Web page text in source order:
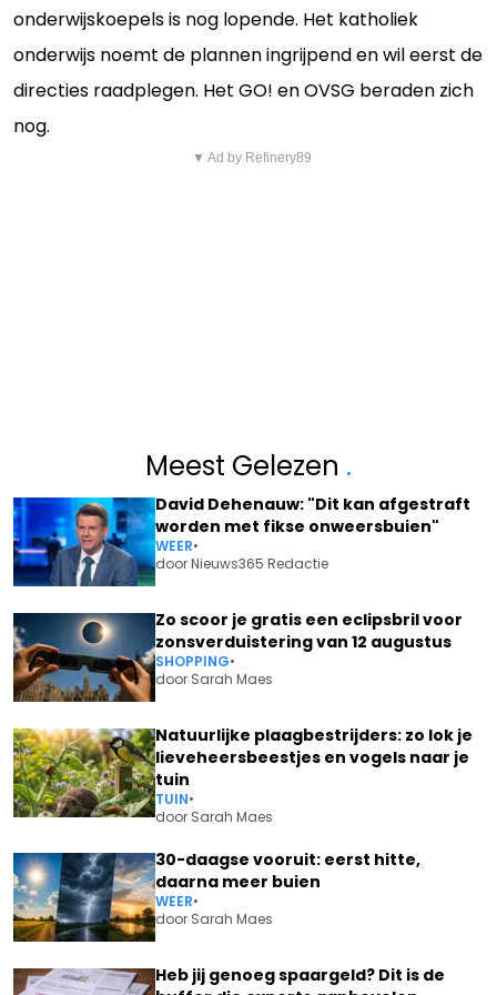
onderwijskoepels is nog lopende. Het katholiek
onderwijs noemt de plannen ingrijpend en wil eerst de
directies raadplegen. Het GO! en OVSG beraden zich
nog.
▼ Ad by Refinery89
Meest Gelezen .
David Dehenauw: "Dit kan afgestraft
worden met fikse onweersbuien"
WEER•
doorNieuws365 Redactie
Zo scoor je gratis een eclipsbril voor
zonsverduistering van 12 augustus
SHOPPING•
door Sarah Maes
Natuurlijke plaagbestrijders: zo lok je
lieveheersbeestjes en vogels naar je
tuin
TUIN•
door Sarah Maes
30-daagse vooruit: eerst hitte,
daarna meer buien
WEER•
door Sarah Maes
Heb jij genoeg spaargeld? Dit is de